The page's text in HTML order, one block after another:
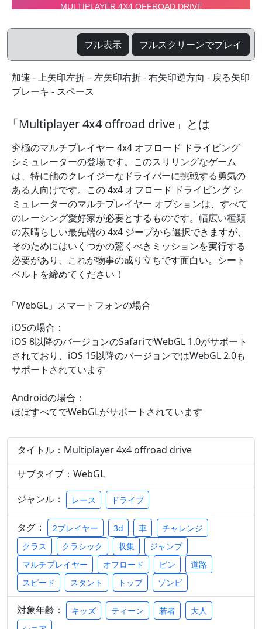
フル表示 フルスクリーンでプレイ
加速 - 上矢印左折 – 左矢印右折 - 右矢印逆方向 - 戻る矢印
ブレーキ - スペース
「Multiplayer 4x4 offroad drive」とは
究極のマルチプレイヤー 4x4 オフロード ドライビング
シミュレーターの登場です。このスリリングなゲーム
は、特に他のクレイジーなドライバーに挑戦する勇気の
ある人向けです。この 4x4 オフロード ドライビング シ
ミュレーターのマルチプレイヤー オプションは、すべて
のレーシング愛好家が必要とするものです。幅広い種類
の素晴らしい最先端の 4x4 ジープから選択できますが、
そのためにはいくつかの驚くべきミッションを実行する
必要があり、これが物事の成り立ちです面白い。シート
ベルトを締めてください！
「WebGL」スマートフォンの場合
iOSの場合：
iOS 8以降のバージョンのSafariでWebGL 1.0がサポート
されており、iOS 15以降のバージョンではWebGL 2.0も
サポートされています
Androidの場合：
ほぼすべてでWebGLがサポートされています
タイトル：Multiplayer 4x4 offroad drive
サブタイプ：WebGL
ジャンル：
レース ドライブ
タグ： 2プレイヤー 3d 車
チャレンジ
クラス
クラシック 収集
ジャンプ
マルチプレイヤー
オフロード ピン
道路
スピード
スタント トップ ゾンビ
対象年齢： キッズ ティーン 若者
大人